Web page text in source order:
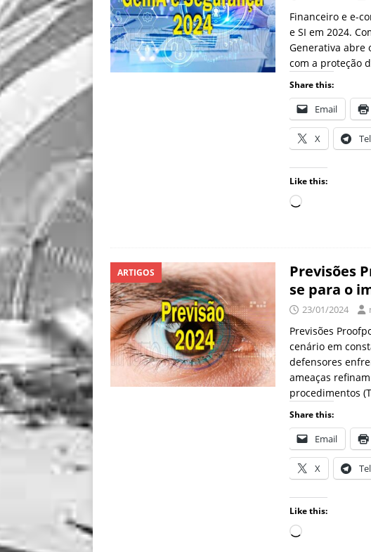
Financeiro e e-
e SI em 2024.
Generativa abre
com a proteção
Share this:
Email
X
Like this:
ARTIGOS
Previsões
se para o
23/01/2024
Previsões
cenário em
defensores
ameaças
procedimentos
Share this:
Email
X
Like this: